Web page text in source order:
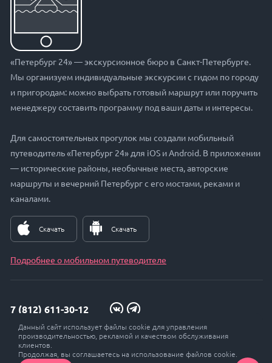
«Петербург 24» — экскурсионное бюро в Санкт-Петербурге.
Мы организуем индивидуальные экскурсии с гидом по городу
и пригородам: можно выбрать готовый маршрут или поручить
менеджеру составить программу под ваши даты и интересы.
Для самостоятельных прогулок мы создали мобильный
путеводитель «Петербург 24» для iOS и Android. В приложении
— исторические районы, необычные места, авторские
маршруты и вечерний Петербург с его мостами, реками и
каналами.
Скачать Скачать
Подробнее о мобильном путеводителе
7 (812) 611-30-12
zakaz@petersburg24.ru
Данный сайт использует файлы cookie для управления
производительностью, рекламой и качеством обслуживания
клиентов.
Продолжая, вы соглашаетесь на использование файлов cookie.